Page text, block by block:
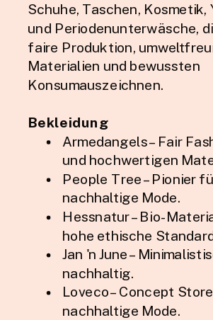
Schuhe, Taschen, Kosmetik,
und Periodenunterwäsche,
faire Produktion,
Materialien und bewussten
Konsumauszeichnen.
Bekleidung
Armedangels – Fair
und hochwertigen
People Tree – Pionier
nachhaltige Mode.
Hessnatur – Bio-
hohe ethische
Jan 'n June –
nachhaltig.
Loveco – Concept
nachhaltige Mode.